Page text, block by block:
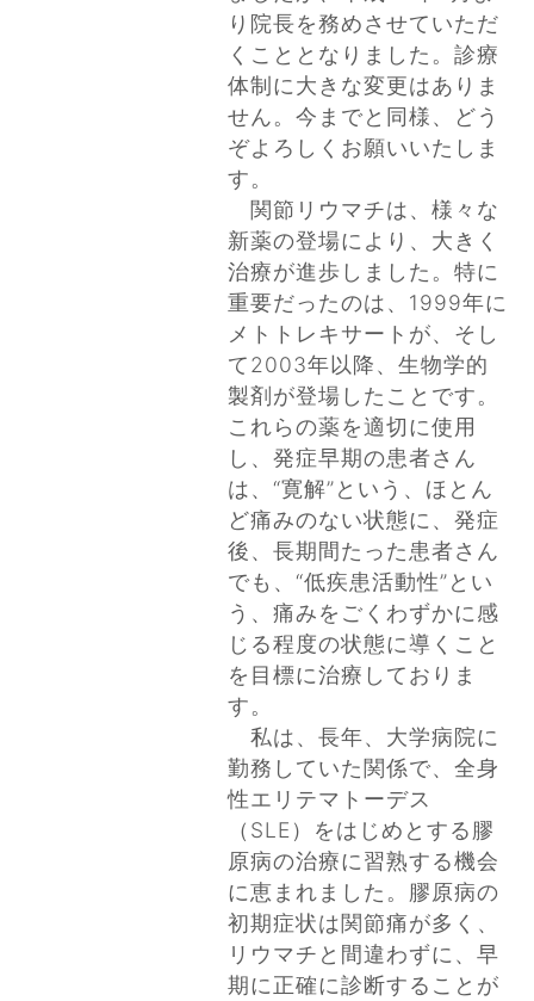
り院長を務めさせていただ
くこととなりました。診療
体制に大きな変更はありま
せん。今までと同様、どう
ぞよろしくお願いいたしま
す。
関節リウマチは、様々な
新薬の登場により、大きく
治療が進歩しました。特に
重要だったのは、1999年に
メトトレキサートが、そし
て2003年以降、生物学的
製剤が登場したことです。
これらの薬を適切に使用
し、発症早期の患者さん
は、“寛解”という、ほとん
ど痛みのない状態に、発症
後、長期間たった患者さん
でも、“低疾患活動性”とい
う、痛みをごくわずかに感
じる程度の状態に導くこと
を目標に治療しておりま
す。
私は、長年、大学病院に
勤務していた関係で、全身
性エリテマトーデス
（SLE）をはじめとする膠
原病の治療に習熟する機会
に恵まれました。膠原病の
初期症状は関節痛が多く、
リウマチと間違わずに、早
期に正確に診断することが